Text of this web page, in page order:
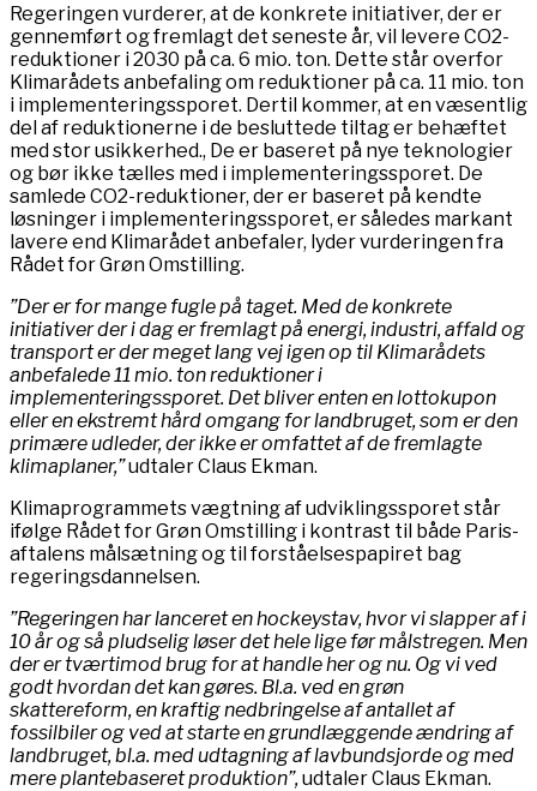
Regeringen vurderer, at de konkrete initiativer, der er
gennemført og fremlagt det seneste år, vil levere CO2-
reduktioner i 2030 på ca. 6 mio. ton. Dette står overfor
Klimarådets anbefaling om reduktioner på ca. 11 mio. ton
i implementeringssporet. Dertil kommer, at en væsentlig
del af reduktionerne i de besluttede tiltag er behæftet
med stor usikkerhed., De er baseret på nye teknologier
og bør ikke tælles med i implementeringssporet. De
samlede CO2-reduktioner, der er baseret på kendte
løsninger i implementeringssporet, er således markant
lavere end Klimarådet anbefaler, lyder vurderingen fra
Rådet for Grøn Omstilling.
”Der er for mange fugle på taget. Med de konkrete
initiativer der i dag er fremlagt på energi, industri, affald og
transport er der meget lang vej igen op til Klimarådets
anbefalede 11 mio. ton reduktioner i
implementeringssporet. Det bliver enten en lottokupon
eller en ekstremt hård omgang for landbruget, som er den
primære udleder, der ikke er omfattet af de fremlagte
klimaplaner,”udtaler Claus Ekman.
Klimaprogrammets vægtning af udviklingssporet står
ifølge Rådet for Grøn Omstilling i kontrast til både Paris-
aftalens målsætning og til forståelsespapiret bag
regeringsdannelsen.
”Regeringen har lanceret en hockeystav, hvor vi slapper af i
10 år og så pludselig løser det hele lige før målstregen. Men
der er tværtimod brug for at handle her og nu. Og vi ved
godt hvordan det kan gøres. Bl.a. ved en grøn
skattereform, en kraftig nedbringelse af antallet af
fossilbiler og ved at starte en grundlæggende ændring af
landbruget, bl.a. med udtagning af lavbundsjorde og med
mere plantebaseret produktion”,udtaler Claus Ekman.